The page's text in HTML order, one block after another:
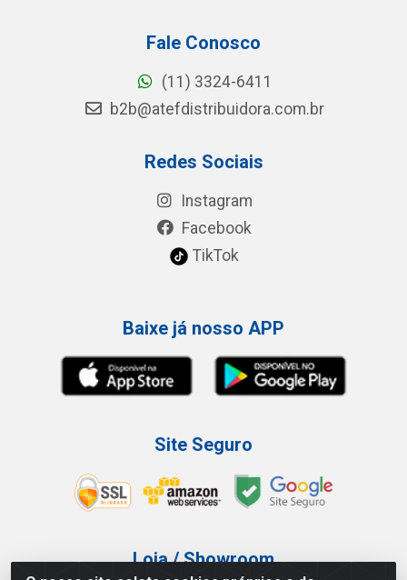
Fale Conosco
(11) 3324-6411
b2b@atefdistribuidora.com.br
Redes Sociais
Instagram
Facebook
TikTok
Baixe já nosso APP
Site Seguro
Loja / Showroom